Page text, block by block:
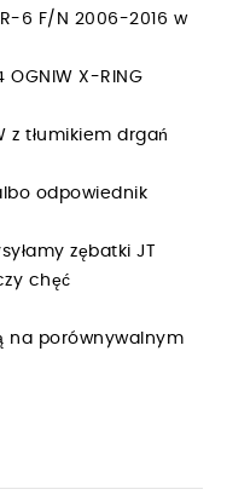
6 F/N 2006-2016 w
OGNIW X-RING
z tłumikiem drgań
odpowiednik
zębatki JT
chęć
na porównywalnym